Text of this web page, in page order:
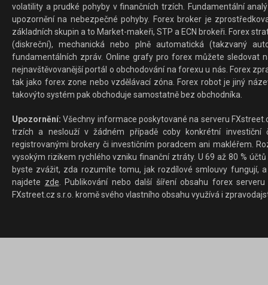
volatility a prudké pohyby v finančních trzích. Fundamentální
upozornění na nebezpečné pohyby. Forex broker je
základních skupin a to Market-makeři, STP a ECN brokeři. Forex
(diskreční), mechanická nebo plně automatická (takzvaný
fundamentálních zpráv. Online grafy pro forex můžete sledovat
nejnavštěvovanější portál o obchodování na forexu u nás. Forex
tak jako forex zone nebo vzdělávací zóna. Forex robot je jiný
takovýto systém pak obchoduje samostatně bez obchodníka.
Upozornění: Všechny informace poskytované na serveru
trzích a neslouží v žádném případě coby konkrétní investiční
registrovanými brokery či investičním poradcem ani makléřem.
vysokým rizikem rychlého vzniku finanční ztráty. U 69 až 80 %
byste zvážit, zda rozumíte tomu, jak rozdílové smlouvy fungují,
najdete zde. Publikování nebo další šíření obsahu forex
FXstreet.cz s.r.o. kromě svého vlastního obsahu využívá i